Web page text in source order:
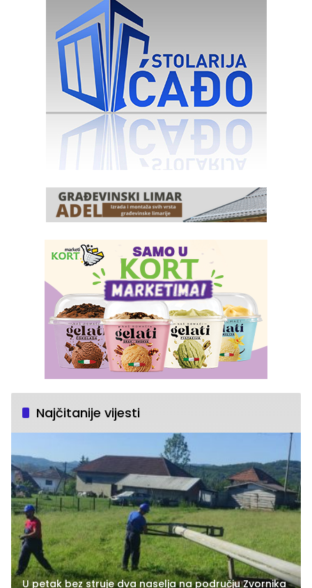
Najčitanije vijesti
U petak bez struje dva naselja na području Zvornika